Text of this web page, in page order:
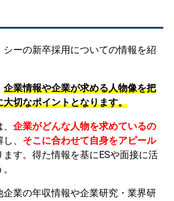
ーの新卒採用についての情報を紹
企業情報や企業が求める人物像を把
切なポイントとなります。
企業がどんな人物を求めているの
、 そこに合わせて自身をアピール
す。 得た情報を基にESや面接に活
企業の年収情報や企業研究・業界研